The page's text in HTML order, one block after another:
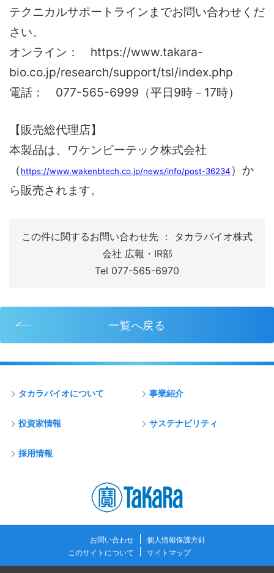
テクニカルサポートラインまでお問い合わせくだ
さい。
オンライン： https://www.takara-
bio.co.jp/research/support/tsl/index.php
電話： 077-565-6999（平日9時－17時）
【販売総代理店】
本製品は、ワケンビーテック株式会社
（ https://www.wakenbtech.co.jp/news/info/post-36234 ）か
ら販売されます。
この件に関するお問い合わせ先 ： タカラバイオ株式
会社 広報・IR部
Tel 077-565-6970
一覧へ戻る
タカラバイオについて 事業紹介
投資家情報 サステナビリティ
採用情報
お問い合わせ
個人情報保護方針
このサイトについて
サイトマップ